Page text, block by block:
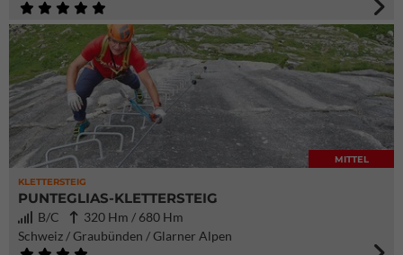
KLETTERSTEIG
MITTEL
PUNTEGLIAS-KLETTERSTEIG
B/C
320 Hm / 680 Hm
Schweiz / Graubünden / Glarner Alpen